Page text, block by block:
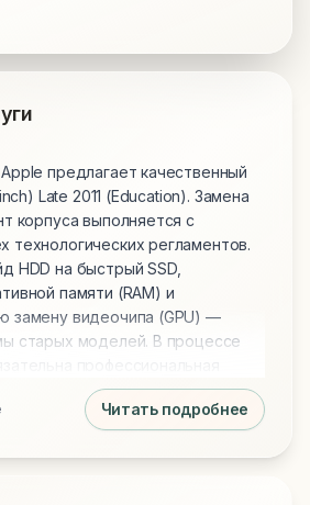
предлагает качественный
Late 2011 (Education). Замена
корпуса выполняется с
технологических регламентов.
HDD на быстрый SSD,
памяти (RAM) и
замену видеочипа (GPU) —
старых моделей. В процессе
термопасты на Arctic MX-4
охлаждения. Мы
на все виды работ.
Читать подробнее